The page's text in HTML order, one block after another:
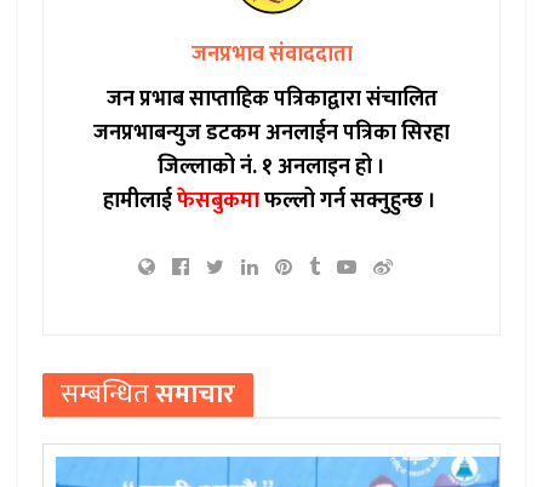
जनप्रभाव संवाददाता
जन प्रभाब साप्ताहिक पत्रिकाद्वारा संचालित
जनप्रभाबन्युज डटकम अनलाईन पत्रिका सिरहा
जिल्लाको नं. १ अनलाइन हो ।
हामीलाईफेसबुकमाफल्लो गर्न सक्नुहुन्छ ।
सम्बन्धितसमाचार